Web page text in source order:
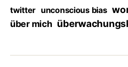
twitter unconscious bias
über mich